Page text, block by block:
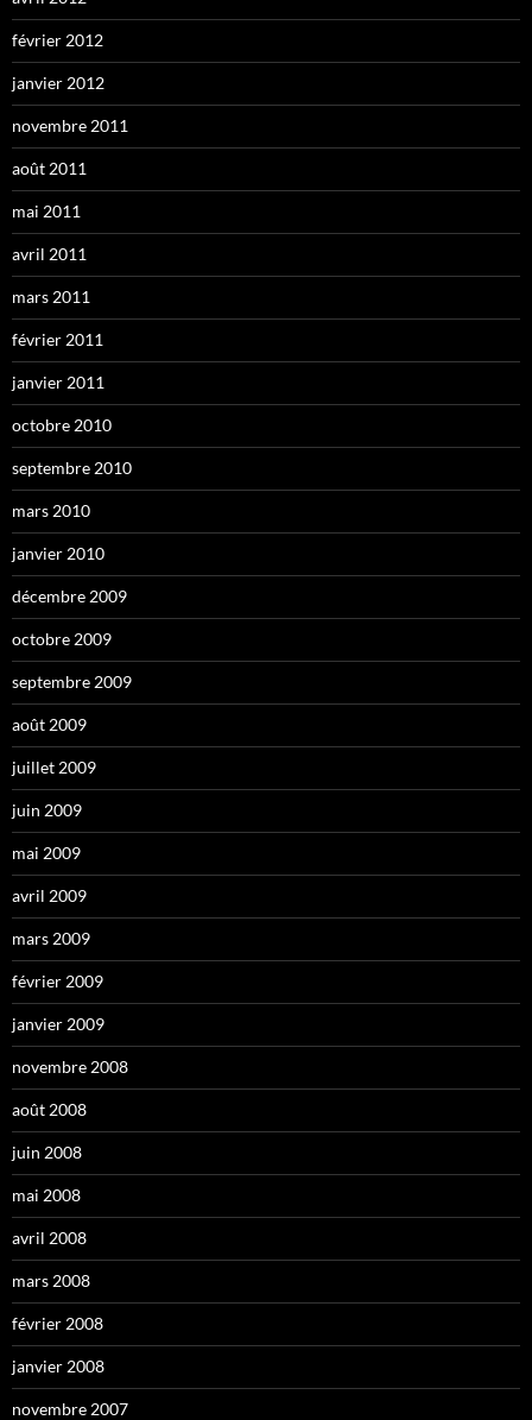
février 2012
janvier 2012
novembre 2011
août 2011
mai 2011
avril 2011
mars 2011
février 2011
janvier 2011
octobre 2010
septembre 2010
mars 2010
janvier 2010
décembre 2009
octobre 2009
septembre 2009
août 2009
juillet 2009
juin 2009
mai 2009
avril 2009
mars 2009
février 2009
janvier 2009
novembre 2008
août 2008
juin 2008
mai 2008
avril 2008
mars 2008
février 2008
janvier 2008
novembre 2007